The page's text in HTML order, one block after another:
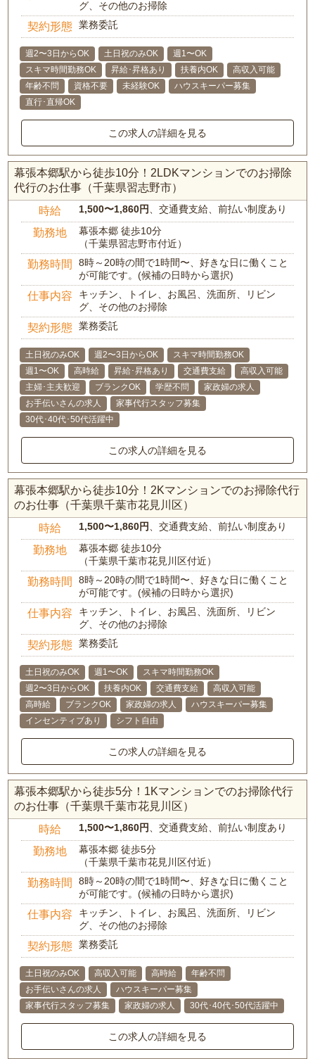
グ、その他のお掃除
契約形態 業務委託
週2〜3日からOK 土日祝のみOK
週1〜OK
スキマ時間勤務OK
昇給･昇格あり 扶養内OK
高収入可能
年齢不問
資格不要 未経験OK
ハウスキーパー募集
直行･直帰OK
この求人の詳細を見る
幕張本郷駅から徒歩10分！2LDKマンションでのお掃除
代行のお仕事（千葉県習志野市）
時給 1,500〜1,860円 、交通費支給、前払い制度あり
勤務地
幕張本郷 徒歩10分
（千葉県習志野市付近）
勤務時間
8時～20時の間で1時間〜、好きな日に働くこと
が可能です。(候補の日時から選択)
仕事内容
キッチン、トイレ、お風呂、洗面所、リビン
グ、その他のお掃除
契約形態 業務委託
土日祝のみOK 週2〜3日からOK
スキマ時間勤務OK
週1〜OK
高時給 昇給･昇格あり 交通費支給
高収入可能
主婦･主夫歓迎
ブランクOK 学歴不問
家政婦の求人
お手伝いさんの求人
家事代行スタッフ募集
30代･40代･50代活躍中
この求人の詳細を見る
幕張本郷駅から徒歩10分！2Kマンションでのお掃除代行
のお仕事（千葉県千葉市花見川区）
時給 1,500〜1,860円 、交通費支給、前払い制度あり
勤務地
幕張本郷 徒歩10分
（千葉県千葉市花見川区付近）
勤務時間
8時～20時の間で1時間〜、好きな日に働くこと
が可能です。(候補の日時から選択)
仕事内容
キッチン、トイレ、お風呂、洗面所、リビン
グ、その他のお掃除
契約形態 業務委託
土日祝のみOK 週1〜OK
スキマ時間勤務OK
週2〜3日からOK
扶養内OK 交通費支給
高収入可能
高時給
ブランクOK 家政婦の求人
ハウスキーパー募集
インセンティブあり
シフト自由
この求人の詳細を見る
幕張本郷駅から徒歩5分！1Kマンションでのお掃除代行
のお仕事（千葉県千葉市花見川区）
時給 1,500〜1,860円 、交通費支給、前払い制度あり
勤務地
幕張本郷 徒歩5分
（千葉県千葉市花見川区付近）
勤務時間
8時～20時の間で1時間〜、好きな日に働くこと
が可能です。(候補の日時から選択)
仕事内容
キッチン、トイレ、お風呂、洗面所、リビン
グ、その他のお掃除
契約形態 業務委託
土日祝のみOK 高収入可能 高時給
年齢不問
お手伝いさんの求人
ハウスキーパー募集
家事代行スタッフ募集
家政婦の求人 30代･40代･50代活躍中
この求人の詳細を見る